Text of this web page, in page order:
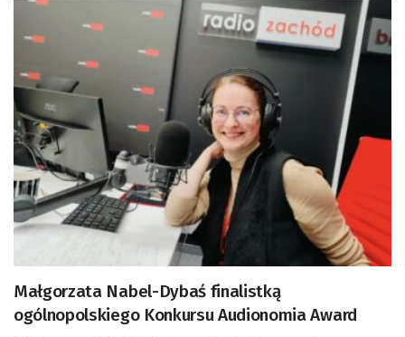
Małgorzata Nabel-Dybaś finalistką
ogólnopolskiego Konkursu Audionomia Award